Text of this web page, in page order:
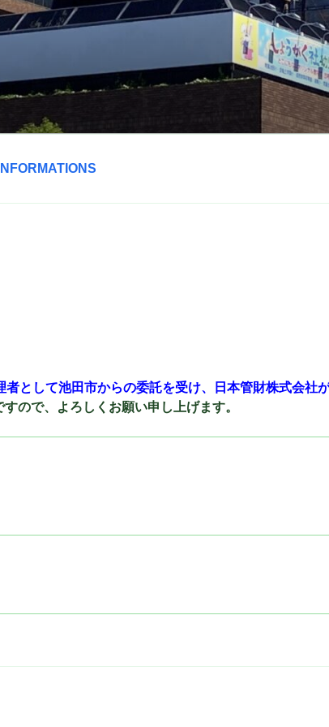
INFORMATIONS
として池田市からの委託を受け、日本管財株式会社
ので、よろしくお願い申し上げます。